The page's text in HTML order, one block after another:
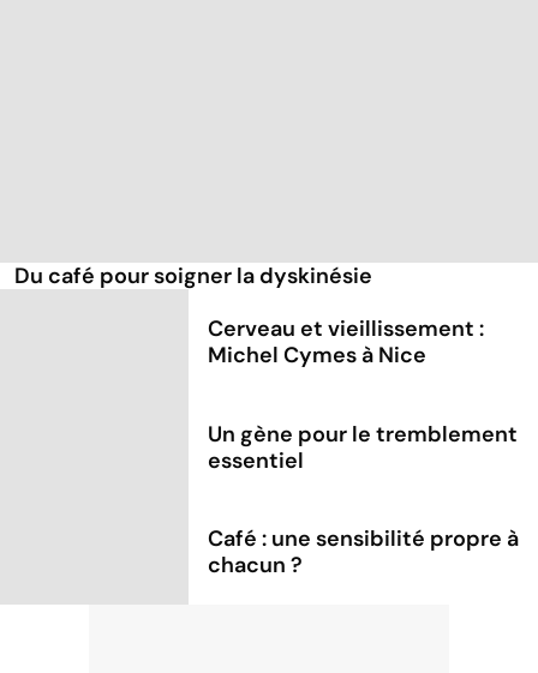
Du café pour soigner la dyskinésie
Cerveau et vieillissement :
Michel Cymes à Nice
Un gène pour le tremblement
essentiel
Café : une sensibilité propre à
chacun ?